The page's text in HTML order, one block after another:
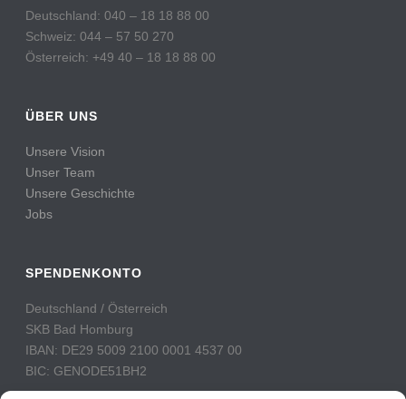
Deutschland: 040 – 18 18 88 00
Schweiz: 044 – 57 50 270
Österreich: +49 40 – 18 18 88 00
ÜBER UNS
Unsere Vision
Unser Team
Unsere Geschichte
Jobs
SPENDENKONTO
Deutschland / Österreich
SKB Bad Homburg
IBAN: DE29 5009 2100 0001 4537 00
BIC: GENODE51BH2